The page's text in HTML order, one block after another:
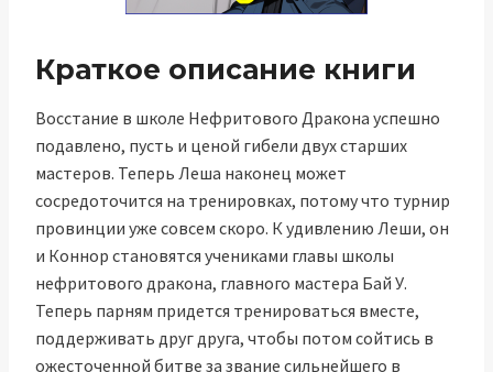
Краткое описание книги
Восстание в школе Нефритового Дракона успешно
подавлено, пусть и ценой гибели двух старших
мастеров. Теперь Леша наконец может
сосредоточится на тренировках, потому что турнир
провинции уже совсем скоро. К удивлению Леши, он
и Коннор становятся учениками главы школы
нефритового дракона, главного мастера Бай У.
Теперь парням придется тренироваться вместе,
поддерживать друг друга, чтобы потом сойтись в
ожесточенной битве за звание сильнейшего в